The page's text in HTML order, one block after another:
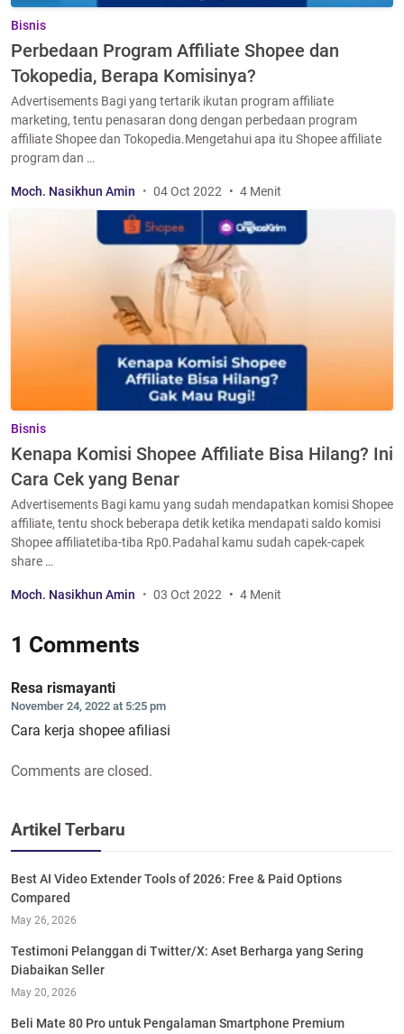
Bisnis
Perbedaan Program Affiliate Shopee dan
Tokopedia, Berapa Komisinya?
Advertisements Bagi yang tertarik ikutan program affiliate
marketing, tentu penasaran dong dengan perbedaan program
affiliate Shopee dan Tokopedia.Mengetahui apa itu Shopee affiliate
program dan …
Moch. Nasikhun Amin 04 Oct 2022 4 Menit
Bisnis
Kenapa Komisi Shopee Affiliate Bisa Hilang? Ini
Cara Cek yang Benar
Advertisements Bagi kamu yang sudah mendapatkan komisi Shopee
affiliate, tentu shock beberapa detik ketika mendapati saldo komisi
Shopee affiliatetiba-tiba Rp0.Padahal kamu sudah capek-capek
share …
Moch. Nasikhun Amin 03 Oct 2022 4 Menit
1 Comments
Resa rismayanti
November 24, 2022 at 5:25 pm
Cara kerja shopee afiliasi
Comments are closed.
Artikel Terbaru
Best AI Video Extender Tools of 2026: Free & Paid Options
Compared
May 26, 2026
Testimoni Pelanggan di Twitter/X: Aset Berharga yang Sering
Diabaikan Seller
May 20, 2026
Beli Mate 80 Pro untuk Pengalaman Smartphone Premium